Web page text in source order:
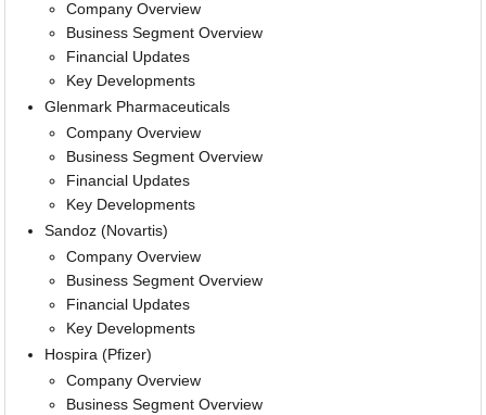
Company Overview
Business Segment Overview
Financial Updates
Key Developments
Glenmark Pharmaceuticals
Company Overview
Business Segment Overview
Financial Updates
Key Developments
Sandoz (Novartis)
Company Overview
Business Segment Overview
Financial Updates
Key Developments
Hospira (Pfizer)
Company Overview
Business Segment Overview